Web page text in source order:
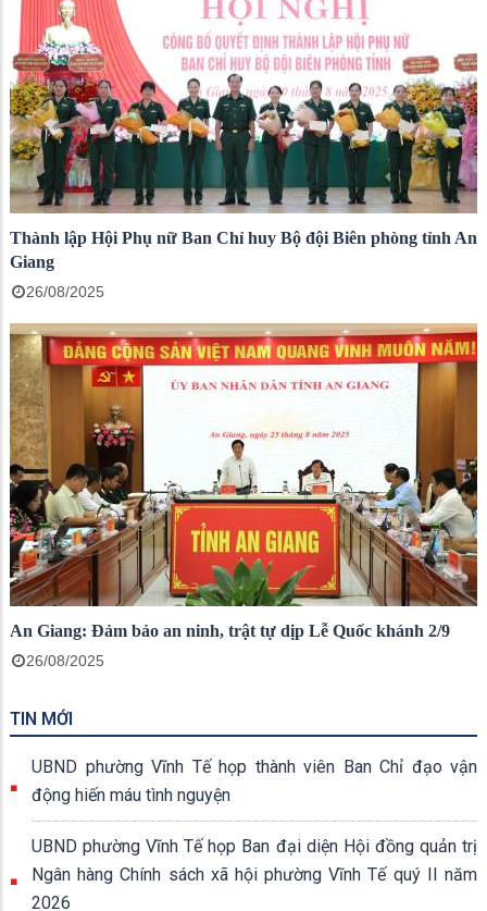
Thành lập Hội Phụ nữ Ban Chỉ huy Bộ đội Biên phòng tỉnh An
Giang
26/08/2025
An Giang: Đảm bảo an ninh, trật tự dịp Lễ Quốc khánh 2/9
26/08/2025
TIN MỚI
UBND phường Vĩnh Tế họp thành viên Ban Chỉ đạo vận
động hiến máu tình nguyện
UBND phường Vĩnh Tế họp Ban đại diện Hội đồng quản trị
Ngân hàng Chính sách xã hội phường Vĩnh Tế quý II năm
2026